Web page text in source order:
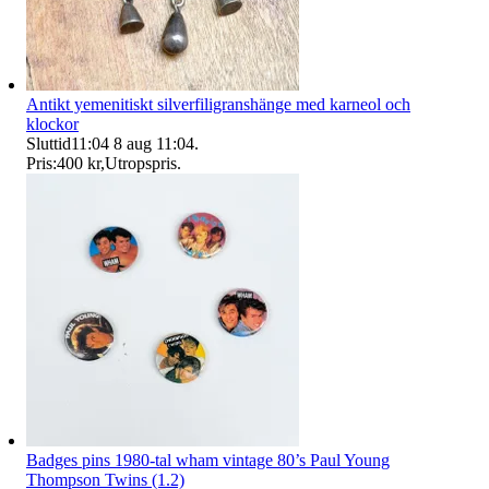
Antikt yemenitiskt silverfiligranshänge med karneol och
klockor
Sluttid11:04 8 aug 11:04.
Pris:400 kr,Utropspris.
Badges pins 1980-tal wham vintage 80’s Paul Young
Thompson Twins (1.2)